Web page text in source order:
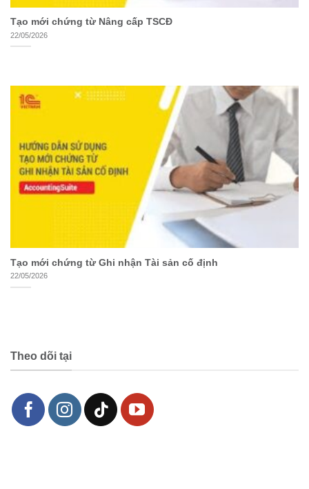
Tạo mới chứng từ Nâng cấp TSCĐ
22/05/2026
Tạo mới chứng từ Ghi nhận Tài sản cố định
22/05/2026
Theo dõi tại